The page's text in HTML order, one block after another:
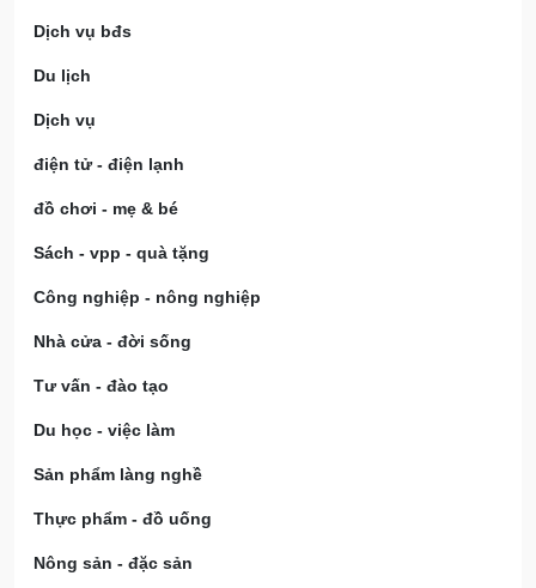
Dịch vụ bđs
Du lịch
Dịch vụ
điện tử - điện lạnh
đồ chơi - mẹ & bé
Sách - vpp - quà tặng
Công nghiệp - nông nghiệp
Nhà cửa - đời sống
Tư vấn - đào tạo
Du học - việc làm
Sản phẩm làng nghề
Thực phẩm - đồ uống
Nông sản - đặc sản